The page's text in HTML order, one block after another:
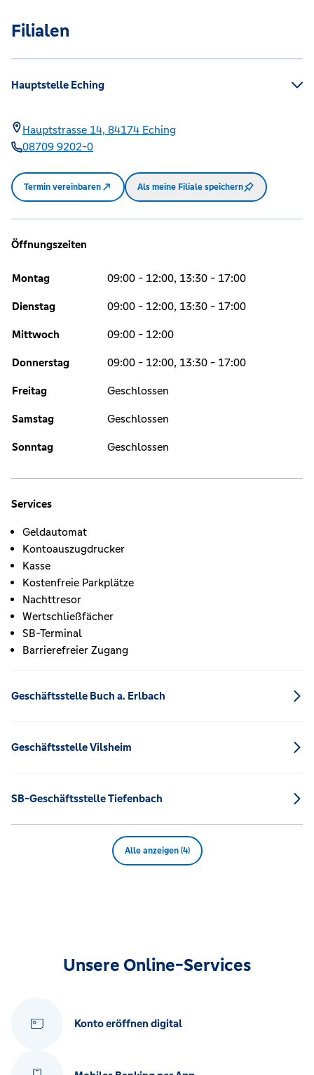
Filialen
Hauptstelle Eching
Hauptstrasse 14, 84174 Eching
08709 9202-0
Termin vereinbaren Als meine Filiale speichern
Öffnungszeiten
Montag 09:00 - 12:00, 13:30 - 17:00
Dienstag 09:00 - 12:00, 13:30 - 17:00
Mittwoch 09:00 - 12:00
Donnerstag 09:00 - 12:00, 13:30 - 17:00
Freitag Geschlossen
Samstag Geschlossen
Sonntag Geschlossen
Services
Geldautomat
Kontoauszugdrucker
Kasse
Kostenfreie Parkplätze
Nachttresor
Wertschließfächer
SB-Terminal
Barrierefreier Zugang
Geschäftsstelle Buch a. Erlbach
Geschäftsstelle Vilsheim
SB-Geschäftsstelle Tiefenbach
Alle anzeigen (4)
Unsere Online-Services
Konto eröffnen digital